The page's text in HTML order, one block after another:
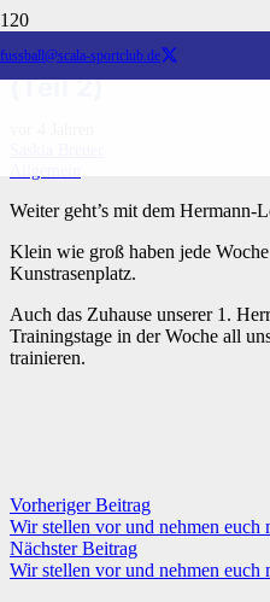
fussball@scala-sportclub.de
Wir stellen vor und
(Teil 2)
Weiter geht’s mit dem Hermann-
Klein wie groß haben jede
Kunstrasenplatz.
Auch das Zuhause unserer 1.
Trainingstage in der Woche all
trainieren.
Vorheriger Beitrag
Wir stellen vor und nehmen
Nächster Beitrag
Wir stellen vor und nehmen euch